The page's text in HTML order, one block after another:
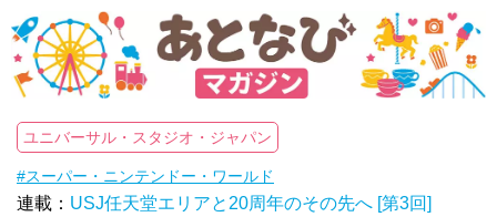
ユニバーサル・スタジオ・ジャパン
#スーパー・ニンテンドー・ワールド
連載： USJ任天堂エリアと20周年のその先へ [第3回]